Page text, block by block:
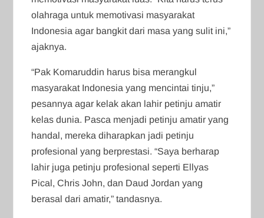
olahraga untuk memotivasi masyarakat
Indonesia agar bangkit dari masa yang sulit ini,”
ajaknya.
“Pak Komaruddin harus bisa merangkul
masyarakat Indonesia yang mencintai tinju,”
pesannya agar kelak akan lahir petinju amatir
kelas dunia. Pasca menjadi petinju amatir yang
handal, mereka diharapkan jadi petinju
profesional yang berprestasi. “Saya berharap
lahir juga petinju profesional seperti Ellyas
Pical, Chris John, dan Daud Jordan yang
berasal dari amatir,” tandasnya.